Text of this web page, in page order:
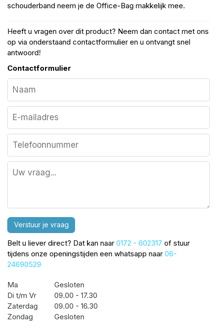
schouderband neem je de Office-Bag makkelijk mee.
Heeft u vragen over dit product? Neem dan contact met ons
op via onderstaand contactformulier en u ontvangt snel
antwoord!
Contactformulier
Verstuur je vraag
Belt u liever direct? Dat kan naar 0172 - 602317 of stuur
tijdens onze openingstijden een whatsapp naar 06-
24690529
Ma
Gesloten
Di t/m Vr
09.00 - 17.30
Zaterdag
09.00 - 16.30
Zondag
Gesloten